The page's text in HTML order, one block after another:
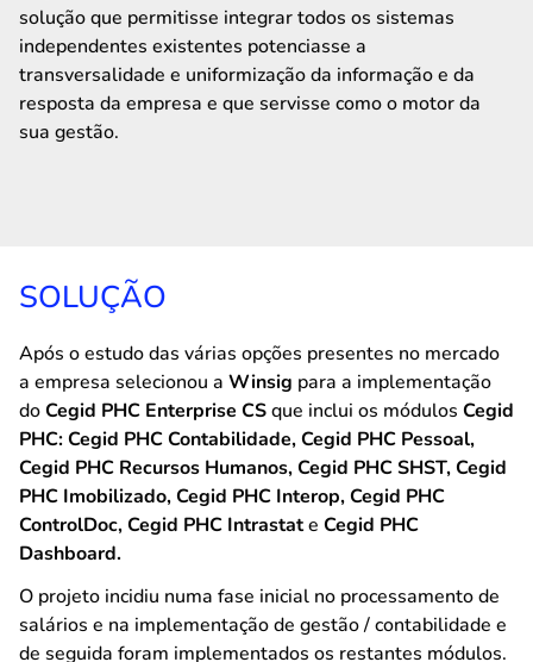
solução que permitisse integrar todos os sistemas
independentes existentes potenciasse a
transversalidade e uniformização da informação e da
resposta da empresa e que servisse como o motor da
sua gestão.
SOLUÇÃO
Após o estudo das várias opções presentes no mercado
a empresa selecionou a Winsig para a implementação
doCegid PHC Enterprise CSque inclui os módulos Cegid
PHC: Cegid PHC Contabilidade, Cegid PHC Pessoal,
Cegid PHC Recursos Humanos, Cegid PHC SHST, Cegid
PHC Imobilizado, Cegid PHC Interop, Cegid PHC
ControlDoc, Cegid PHC Intrastate Cegid PHC
Dashboard.
O projeto incidiu numa fase inicial no processamento de
salários e na implementação de gestão / contabilidade e
de seguida foram implementados os restantes módulos.